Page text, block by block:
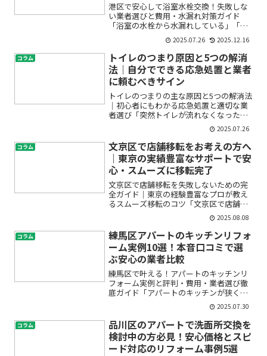
港区で安心して浴室水栓交換！失敗しな
い業者選びと費用・水漏れ対策ガイド
「浴室の水栓から水漏れしている」「古
くなった水栓を新しくしたいけれど、ど
こに相談すればいいかわからない」「交
換費用や業者選びのポイントが不安」。
このようなお悩みを抱えてい...
2025.07.26 2025.12.16
コラム
トイレのつまり原因と5つの解消
法｜自分でできる応急処置と業者
に頼むべきサイン
トイレのつまりの主な原因と5つの解消法
｜初心者にもわかる応急処置と適切な業
者選び「突然トイレが流れなくなった」
「水位が下がらず不安」「自分で直せる
のか、それとも業者に頼むべき？」——
こんな悩みを抱えていませんか？トイレ
のつまりは誰にでも起こ...
2025.07.26
コラム
文京区で店舗移転をお考えの方へ
｜東京の実績豊富なサポートで安
心・スムーズに移転完了
文京区で店舗移転を失敗しないための完
全ガイド｜東京の経験豊富なプロが教え
るスムーズ移転のコツ「文京区で店舗移
転を検討しているけれど、何から始めて
いいか分からない」「費用や手続きが複
雑そうで心配」「店舗の営業を止めずに
スムーズに移転したい」—...
2025.08.08
コラム
練馬区アパートのキッチンリフォ
ーム実例10選！本音口コミで選
ぶ安心の業者比較
練馬区で叶える！アパートのキッチンリ
フォーム実例と評判・費用・業者選び徹
底ガイド「アパートのキッチンが狭くて
使いづらい」「賃貸でも快適なキッチン
にしたい」「リフォーム業者の口コミや
評判が気になる」――こうした悩みを抱
えて、キッチンリフォーム...
2025.07.30
コラム
品川区のアパートで洗面所交換を
検討中の方必見！安心価格とスピ
ード対応のリフォーム事例5選